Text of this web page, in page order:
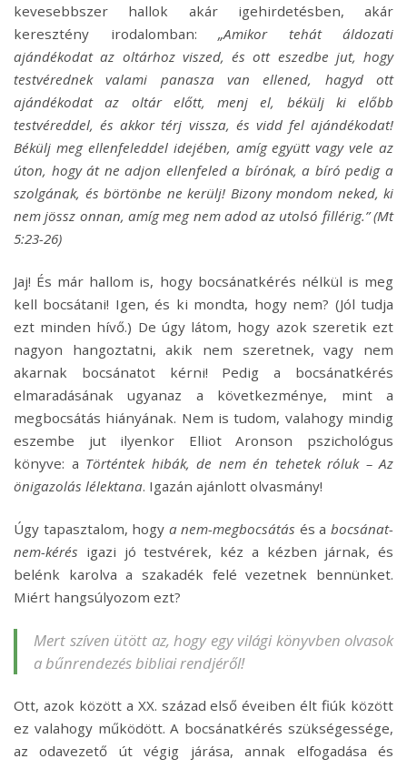
kevesebbszer hallok akár igehirdetésben, akár
keresztény irodalomban: „Amikor tehát áldozati
ajándékodat az oltárhoz viszed, és ott eszedbe jut, hogy
testvérednek valami panasza van ellened, hagyd ott
ajándékodat az oltár előtt, menj el, békülj ki előbb
testvéreddel, és akkor térj vissza, és vidd fel ajándékodat!
Békülj meg ellenfeleddel idejében, amíg együtt vagy vele az
úton, hogy át ne adjon ellenfeled a bírónak, a bíró pedig a
szolgának, és börtönbe ne kerülj! Bizony mondom neked, ki
nem jössz onnan, amíg meg nem adod az utolsó fillérig.” (Mt
5:23-26)
Jaj! És már hallom is, hogy bocsánatkérés nélkül is meg
kell bocsátani! Igen, és ki mondta, hogy nem? (Jól tudja
ezt minden hívő.) De úgy látom, hogy azok szeretik ezt
nagyon hangoztatni, akik nem szeretnek, vagy nem
akarnak bocsánatot kérni! Pedig a bocsánatkérés
elmaradásának ugyanaz a következménye, mint a
megbocsátás hiányának. Nem is tudom, valahogy mindig
eszembe jut ilyenkor Elliot Aronson pszichológus
könyve: a Történtek hibák, de nem én tehetek róluk – Az
önigazolás lélektana. Igazán ajánlott olvasmány!
Úgy tapasztalom, hogy a nem-megbocsátás és abocsánat-
nem-kérés igazi jó testvérek, kéz a kézben járnak, és
belénk karolva a szakadék felé vezetnek bennünket.
Miért hangsúlyozom ezt?
Mert szíven ütött az, hogy egy világi könyvben olvasok
a bűnrendezés bibliai rendjéről!
Ott, azok között a XX. század első éveiben élt fiúk között
ez valahogy működött. A bocsánatkérés szükségessége,
az odavezető út végig járása, annak elfogadása és